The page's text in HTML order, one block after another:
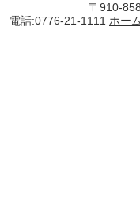
〒910-
電話:0776-21-1111 ホー